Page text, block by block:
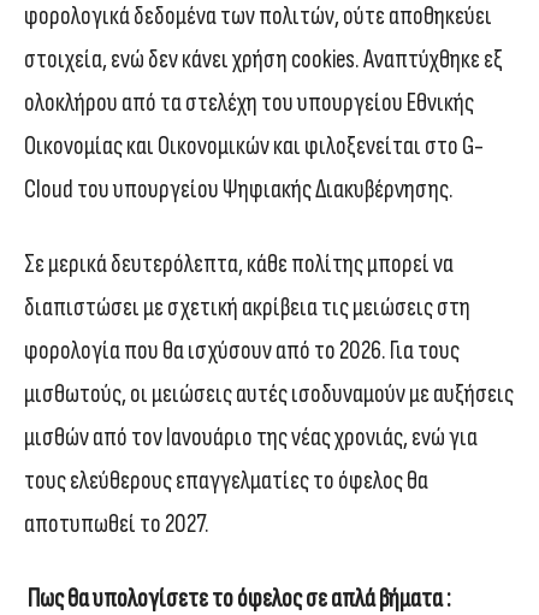
φορολογικά δεδομένα των πολιτών, ούτε αποθηκεύει
στοιχεία, ενώ δεν κάνει χρήση cookies. Αναπτύχθηκε εξ
ολοκλήρου από τα στελέχη του υπουργείου Εθνικής
Οικονομίας και Οικονομικών και φιλοξενείται στο G-
Cloud του υπουργείου Ψηφιακής Διακυβέρνησης.
Σε μερικά δευτερόλεπτα, κάθε πολίτης μπορεί να
διαπιστώσει με σχετική ακρίβεια τις μειώσεις στη
φορολογία που θα ισχύσουν από το 2026. Για τους
μισθωτούς, οι μειώσεις αυτές ισοδυναμούν με αυξήσεις
μισθών από τον Ιανουάριο της νέας χρονιάς, ενώ για
τους ελεύθερους επαγγελματίες το όφελος θα
αποτυπωθεί το 2027.
Πως θα υπολογίσετε το όφελος σε απλά βήματα :